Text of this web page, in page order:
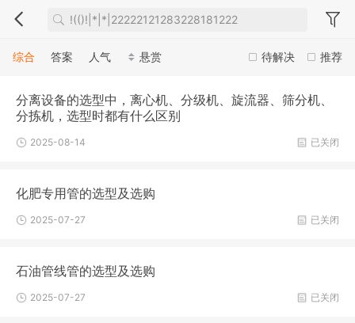
推荐
待解决
综合 答案 人气 悬赏
分离设备的选型中，离心机、分级机、旋流器、筛分机、
分拣机，选型时都有什么区别
已关闭
2025-08-14
化肥专用管的选型及选购
已关闭
2025-07-27
石油管线管的选型及选购
已关闭
2025-07-27